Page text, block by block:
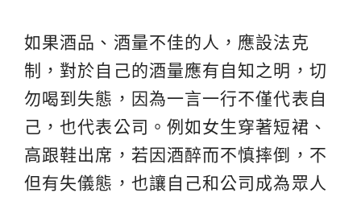
如果酒品、酒量不佳的人，應設法克
制，對於自己的酒量應有自知之明，切
勿喝到失態，因為一言一行不僅代表自
己，也代表公司。例如女生穿著短裙、
高跟鞋出席，若因酒醉而不慎摔倒，不
但有失儀態，也讓自己和公司成為眾人